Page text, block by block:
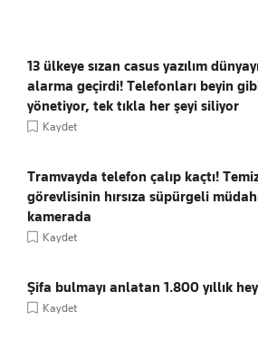
13 ülkeye sızan casus yazılım
alarma geçirdi! Telefonları beyin
yönetiyor, tek tıkla her şeyi siliyor
Kaydet
Tramvayda telefon çalıp kaçtı!
görevlisinin hırsıza süpürgeli
kamerada
Kaydet
Şifa bulmayı anlatan 1.800 yıllık
Kaydet